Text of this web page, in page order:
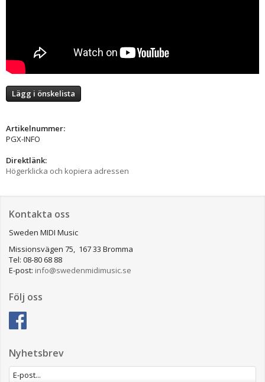
Lägg i önskelista
Artikelnummer:
PGX-INFO
Direktlänk:
Högerklicka och kopiera adressen
Kontakta oss
Sweden MIDI Music
Missionsvägen 75, 167 33 Bromma
Tel: 08-80 68 88
E-post: info@swedenmidimusic.se
Följ oss
Nyhetsbrev